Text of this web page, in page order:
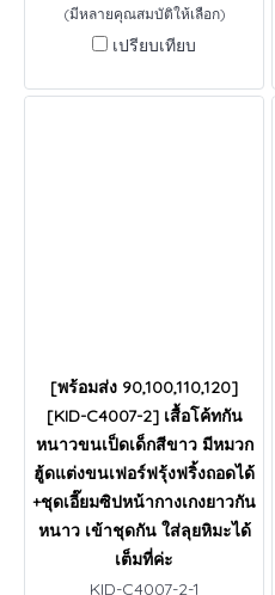
(มีหลายคุณสมบัติให้เลือก)
เปรียบเทียบ
[พร้อมส่ง 90,100,110,120]
[KID-C4007-2] เสื้อโค้ทกัน
หนาวขนเป็ดเด็กสีขาว มีหมวก
ฮู้ดแต่งขนเฟอร์ฟรุ้งฟริ้งถอดได้
+ชุดเอี๊ยมซิปหน้ากางเกงยาวกัน
หนาว เข้าชุดกัน ใส่ลุยหิมะได้
เต็มที่ค่ะ
KID-C4007-2-1